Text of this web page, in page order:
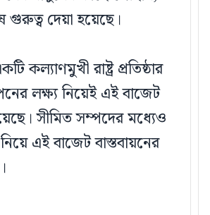
গুরুত্ব দেয়া হয়েছে।
কল্যাণমুখী রাষ্ট্র প্রতিষ্ঠার
লক্ষ্য নিয়েই এই বাজেট
সীমিত সম্পদের মধ্যেও
এই বাজেট বাস্তবায়নের